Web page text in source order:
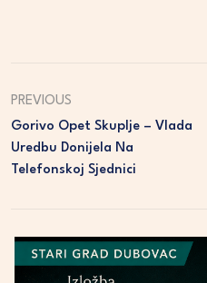
PREVIOUS
Gorivo Opet Skuplje – Vlada
Uredbu Donijela Na
Telefonskoj Sjednici